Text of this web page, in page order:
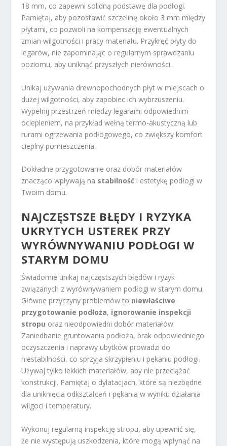
18 mm, co zapewni solidną podstawę dla podłogi.
Pamiętaj, aby pozostawić szczelinę około 3 mm między
płytami, co pozwoli na kompensację ewentualnych
zmian wilgotności i pracy materiału. Przykręć płyty do
legarów, nie zapominając o regularnym sprawdzaniu
poziomu, aby uniknąć przyszłych nierówności.
Unikaj używania drewnopochodnych płyt w miejscach o
dużej wilgotności, aby zapobiec ich wybrzuszeniu.
Wypełnij przestrzeń między legarami odpowiednim
ociepleniem, na przykład wełną termo-akustyczną lub
rurami ogrzewania podłogowego, co zwiększy komfort
cieplny pomieszczenia.
Dokładne przygotowanie oraz dobór materiałów
znacząco wpływają na stabilność i estetykę podłogi w
Twoim domu.
NAJCZĘSTSZE BŁĘDY I RYZYKA
UKRYTYCH USTEREK PRZY
WYRÓWNYWANIU PODŁOGI W
STARYM DOMU
Świadomie unikaj najczęstszych błędów i ryzyk
związanych z wyrównywaniem podłogi w starym domu.
Główne przyczyny problemów to niewłaściwe
przygotowanie podłoża, ignorowanie inspekcji
stropu oraz nieodpowiedni dobór materiałów.
Zaniedbanie gruntowania podłoża, brak odpowiedniego
oczyszczenia i naprawy ubytków prowadzi do
niestabilności, co sprzyja skrzypieniu i pękaniu podłogi.
Używaj tylko lekkich materiałów, aby nie przeciążać
konstrukcji. Pamiętaj o dylatacjach, które są niezbędne
dla uniknięcia odkształceń i pękania w wyniku działania
wilgoci i temperatury.
Wykonuj regularną inspekcję stropu, aby upewnić się,
że nie występują uszkodzenia, które mogą wpłynąć na